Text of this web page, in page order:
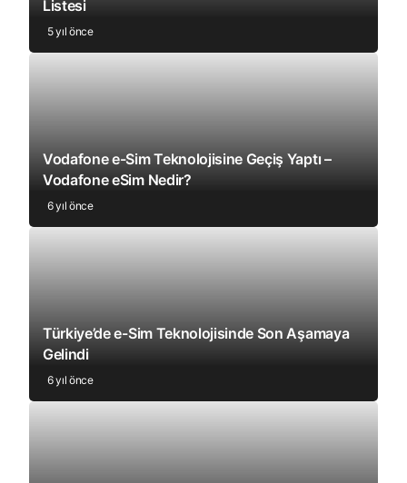
Listesi
5 yıl önce
Vodafone e-Sim Teknolojisine Geçiş Yaptı –
Vodafone eSim Nedir?
6 yıl önce
Türkiye’de e-Sim Teknolojisinde Son Aşamaya
Gelindi
6 yıl önce